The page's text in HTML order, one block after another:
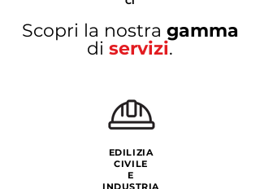
Scopri la nostra gamma
di servizi.
EDILIZIA
CIVILE
E
INDUSTRIA